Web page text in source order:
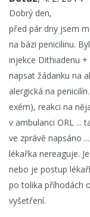
Dobrý den,
před pár dny jsem
na bázi penicilinu.
injekce Dithiadenu
napsat žádanku na
alergická na
exém), reakci na
v ambulanci ORL ...
ve zprávĕ napsáno
lékařka nereaguje.
nebo je postup
po tolika příhodách
vyšetření.